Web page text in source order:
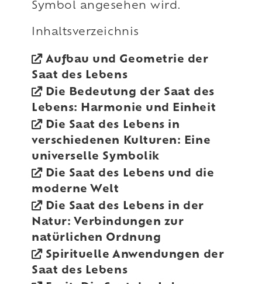
Symbol angesehen wird.
Inhaltsverzeichnis
Aufbau und Geometrie der
Saat des Lebens
Die Bedeutung der Saat des
Lebens: Harmonie und Einheit
Die Saat des Lebens in
verschiedenen Kulturen: Eine
universelle Symbolik
Die Saat des Lebens und die
moderne Welt
Die Saat des Lebens in der
Natur: Verbindungen zur
natürlichen Ordnung
Spirituelle Anwendungen der
Saat des Lebens